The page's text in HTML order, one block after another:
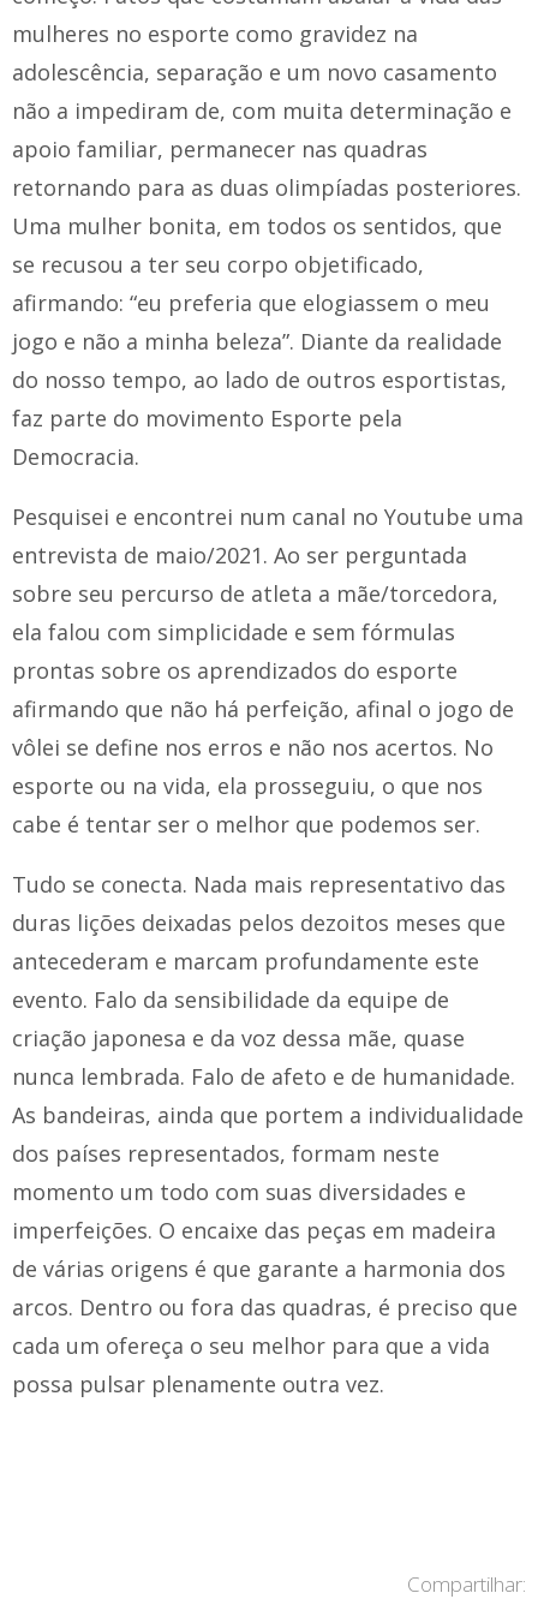
mulheres no esporte como gravidez na
adolescência, separação e um novo casamento
não a impediram de, com muita determinação e
apoio familiar, permanecer nas quadras
retornando para as duas olimpíadas posteriores.
Uma mulher bonita, em todos os sentidos, que
se recusou a ter seu corpo objetificado,
afirmando: “eu preferia que elogiassem o meu
jogo e não a minha beleza”. Diante da realidade
do nosso tempo, ao lado de outros esportistas,
faz parte do movimento Esporte pela
Democracia.
Pesquisei e encontrei num canal no Youtube uma
entrevista de maio/2021. Ao ser perguntada
sobre seu percurso de atleta a mãe/torcedora,
ela falou com simplicidade e sem fórmulas
prontas sobre os aprendizados do esporte
afirmando que não há perfeição, afinal o jogo de
vôlei se define nos erros e não nos acertos. No
esporte ou na vida, ela prosseguiu, o que nos
cabe é tentar ser o melhor que podemos ser.
Tudo se conecta. Nada mais representativo das
duras lições deixadas pelos dezoitos meses que
antecederam e marcam profundamente este
evento. Falo da sensibilidade da equipe de
criação japonesa e da voz dessa mãe, quase
nunca lembrada. Falo de afeto e de humanidade.
As bandeiras, ainda que portem a individualidade
dos países representados, formam neste
momento um todo com suas diversidades e
imperfeições. O encaixe das peças em madeira
de várias origens é que garante a harmonia dos
arcos. Dentro ou fora das quadras, é preciso que
cada um ofereça o seu melhor para que a vida
possa pulsar plenamente outra vez.
Compartilhar: